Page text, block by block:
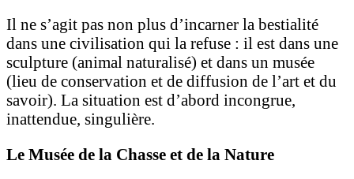
Il ne s’agit pas non plus d’incarner la bestialité
dans une civilisation qui la refuse : il est dans une
sculpture (animal naturalisé) et dans un musée
(lieu de conservation et de diffusion de l’art et du
savoir). La situation est d’abord incongrue,
inattendue, singulière.
Le Musée de la Chasse et de la Nature